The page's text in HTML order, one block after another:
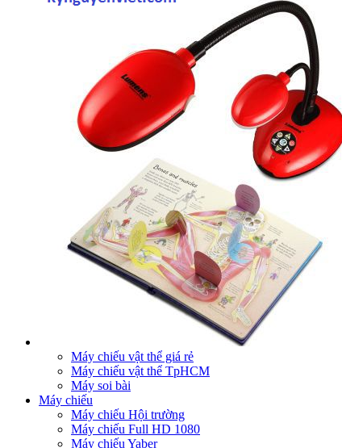
Máy chiếu vật thể giá rẻ
Máy chiếu vật thể TpHCM
Máy soi bài
Máy chiếu
Máy chiếu Hội trường
Máy chiếu Full HD 1080
Máy chiếu Yaber